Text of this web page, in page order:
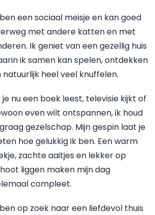
een sociaal meisje en kan goed
met andere katten en met
Ik geniet van een gezellig huis
ik samen kan spelen, ontdekken
natuurlijk heel veel knuffelen.
je nu een boek leest, televisie kijkt of
even wilt ontspannen, ik houd
gezelschap. Mijn gespin laat je
hoe gelukkig ik ben. Een warm
zachte aaitjes en lekker op
liggen maken mijn dag
compleet.
op zoek naar een liefdevol thuis